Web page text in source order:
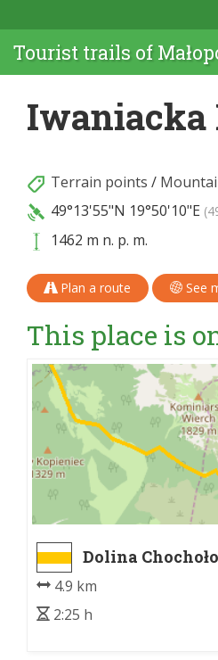
Tourist trails of
Iwaniacka
Terrain points /
49°13'55"N 19°50'10"E
1462 m n. p. m.
Plan a route See
This place is
Dolina
4.9 km
2:25 h